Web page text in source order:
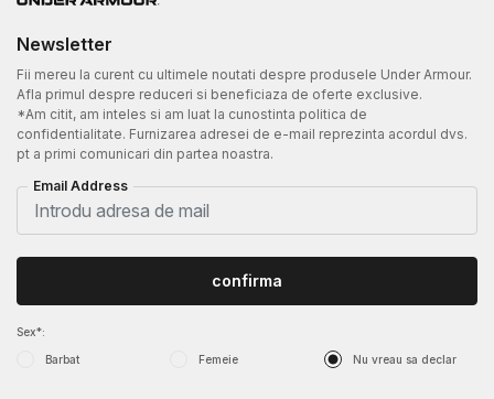
Newsletter
Fii mereu la curent cu ultimele noutati despre produsele Under Armour.
Afla primul despre reduceri si beneficiaza de oferte exclusive.
*Am citit, am inteles si am luat la cunostinta politica de
confidentialitate. Furnizarea adresei de e-mail reprezinta acordul dvs.
pt a primi comunicari din partea noastra.
Email Address
Sex*:
Barbat Femeie Nu vreau sa declar
confirma